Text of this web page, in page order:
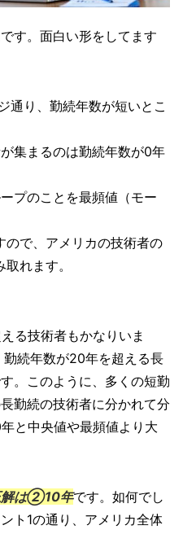
す。面白い形をしてます
通り、勤続年数が短いとこ
集まるのは勤続年数が0年
プのことを最頻値（モー
ので、アメリカの技術者の
れます。
る技術者もかなりいま
続年数が20年を超える長
。このように、多くの短勤
勤続の技術者に分かれて分
と中央値や最頻値より大
解は②10年です。如何でし
ト1の通り、アメリカ全体